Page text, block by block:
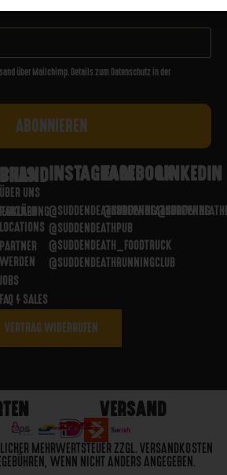
über Mailchimp. Details zum Datenschutz in der
BRAND
ÜBER UNS
PARTNER
LOCATIONS
PARTNER
WERDEN
JOBS
FAQ / SALES
INSTAGRAM
@SUDDENDEATHBREWING
@SUDDENDEATHPUB
@SUDDENDEATH_FOODTRUCK
@SUDDENDEATHRUNNINGCLUB
FACEBOOK
@SUDDENDEATHBREWING
LINKEDIN
VERTRAG WIDERRUFEN
VERSAND
MEHRWERTSTEUER ZZGL. VERSANDKOSTEN
WENN NICHT ANDERS ANGEGEBEN.